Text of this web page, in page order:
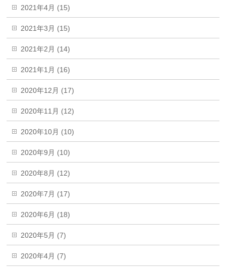
2021年4月 (15)
2021年3月 (15)
2021年2月 (14)
2021年1月 (16)
2020年12月 (17)
2020年11月 (12)
2020年10月 (10)
2020年9月 (10)
2020年8月 (12)
2020年7月 (17)
2020年6月 (18)
2020年5月 (7)
2020年4月 (7)